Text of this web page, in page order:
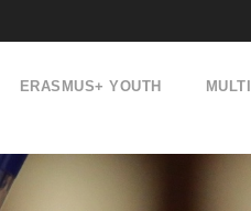
ERASMUS+ YOUTH